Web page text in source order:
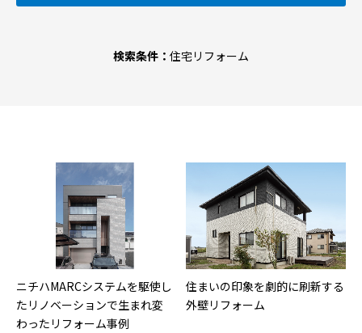
検索条件： 住宅リフォーム
ニチハMARCシステムを駆使し
たリノベーションで生まれ変
わったリフォーム事例
住まいの印象を劇的に刷新する
外壁リフォーム